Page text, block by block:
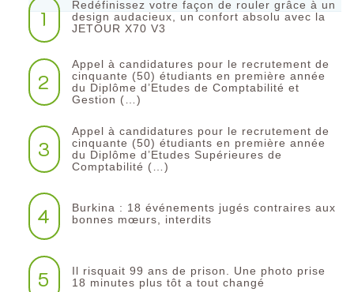
1
Redéfinissez votre façon de rouler grâce à un
design audacieux, un confort absolu avec la
JETOUR X70 V3
2
Appel à candidatures pour le recrutement de
cinquante (50) étudiants en première année
du Diplôme d’Etudes de Comptabilité et
Gestion (…)
3
Appel à candidatures pour le recrutement de
cinquante (50) étudiants en première année
du Diplôme d’Etudes Supérieures de
Comptabilité (…)
4
Burkina : 18 événements jugés contraires aux
bonnes mœurs, interdits
5
Il risquait 99 ans de prison. Une photo prise
18 minutes plus tôt a tout changé